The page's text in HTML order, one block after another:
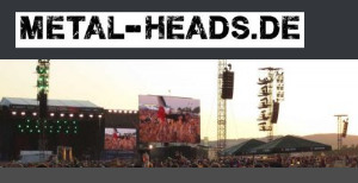
Zum Inhalt springen